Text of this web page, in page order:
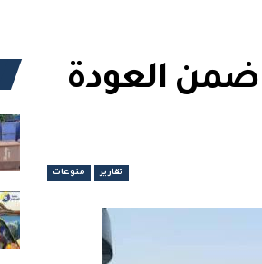
ضمن العودة
تقارير منوعات